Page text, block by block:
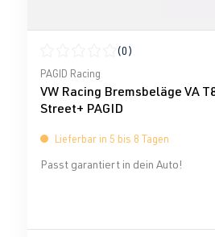
Durchschnittliche Bewertung
(0)
PAGID Racing
VW Racing Bremsbeläge VA
Street+ PAGID
Lieferbar in 5 bis 8 Tagen
Passt garantiert in dein Auto!